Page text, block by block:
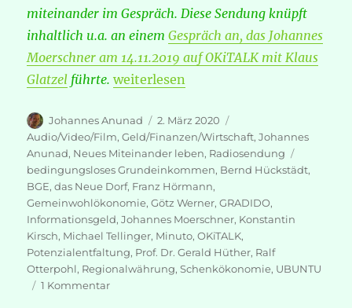
miteinander im Gespräch. Diese Sendung knüpft
inhaltlich u.a. an einemGespräch an, das Johannes
Moerschner am 14.11.2019 auf OKiTALK mit Klaus
Glatzel führte. „OKiTALK: Dr. Johannes
weiterlesen
Autor
Johannes Anunad
Veröffentlicht
am
2. März 2020
Audio/Video/Film,Geld/Finanzen/Wirtschaft,Johannes
Anunad, Neues Miteinander leben, Radiosendung
bedingungsloses Grundeinkommen, Bernd Hückstädt,
BGE,das Neue Dorf, Franz Hörmann,
Gemeinwohlökonomie,Götz Werner,GRADIDO,
Informationsgeld,Johannes Moerschner, Konstantin
Kirsch, Michael Tellinger, Minuto,OKiTALK,
Potenzialentfaltung, Prof. Dr. Gerald Hüther, Ralf
Otterpohl, Regionalwährung,Schenkökonomie, UBUNTU
1 Kommentarzu